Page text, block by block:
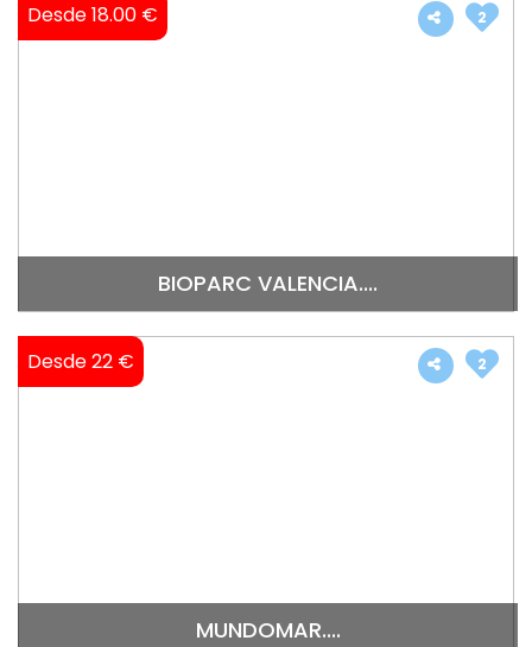
Desde 18.00 €
BIOPARC VALENCIA....
2
Desde 22 €
MUNDOMAR....
2